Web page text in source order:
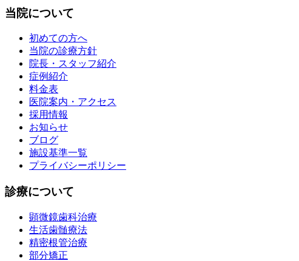
当院について
初めての方へ
当院の診療方針
院長・スタッフ紹介
症例紹介
料金表
医院案内・アクセス
採用情報
お知らせ
ブログ
施設基準一覧
プライバシーポリシー
診療について
顕微鏡歯科治療
生活歯髄療法
精密根管治療
部分矯正